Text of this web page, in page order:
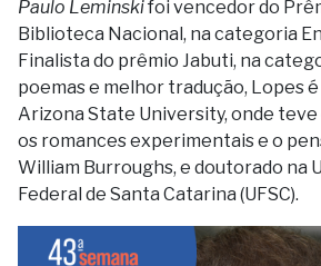
Paulo Leminskifoi vencedor do
Biblioteca Nacional, na categoria
Finalista do prêmio Jabuti, na
poemas e melhor tradução, Lopes
Arizona State University, onde
os romances experimentais e o
William Burroughs, e doutorado na
Federal de Santa Catarina (UFSC).